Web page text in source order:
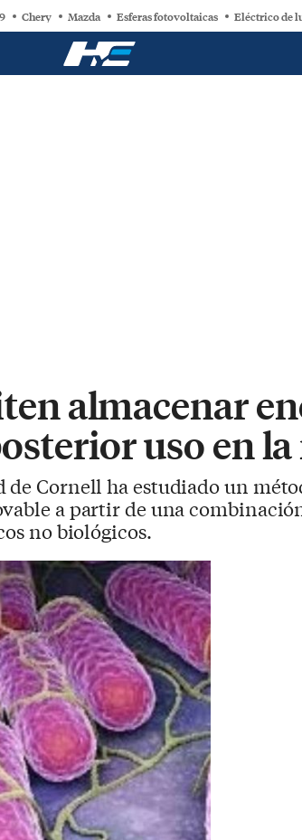
Chery Mazda Esferas fotovoltaicas Eléctrico de
almacenar
uso en
Cornell ha estudiado un
a partir de una
no biológicos.